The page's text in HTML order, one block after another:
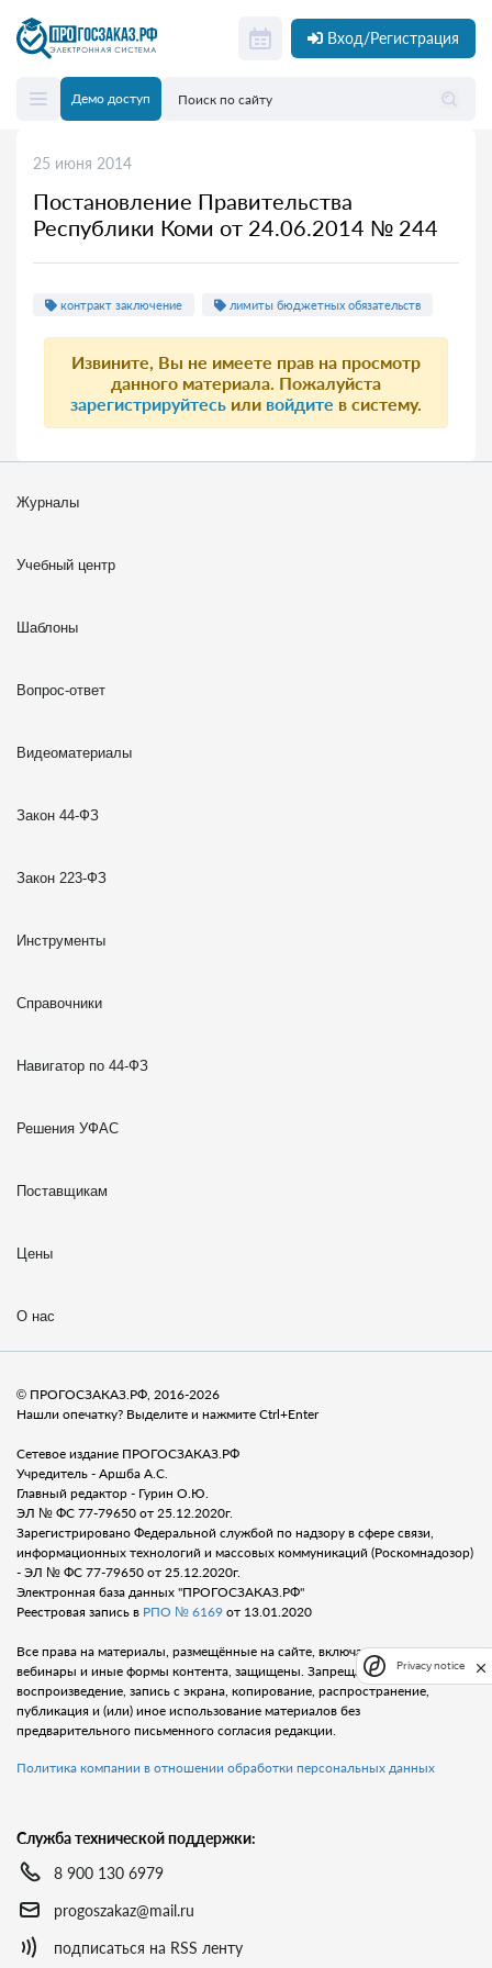
Вход/Регистрация
Демо доступ
25 июня 2014
Постановление Правительства
Республики Коми от 24.06.2014 № 244
контракт заключение лимиты бюджетных обязательств
Извините, Вы не имеете прав на просмотр
данного материала. Пожалуйста
зарегистрируйтесь или войдите в систему.
Журналы
Учебный центр
Шаблоны
Вопрос-ответ
Видеоматериалы
Закон 44-ФЗ
Закон 223-ФЗ
Инструменты
Справочники
Навигатор по 44-ФЗ
Решения УФАС
Поставщикам
Цены
О нас
© ПРОГОСЗАКАЗ.РФ, 2016-2026
Нашли опечатку? Выделите и нажмите Ctrl+Enter
Сетевое издание ПРОГОСЗАКАЗ.РФ
Учредитель - Аршба А.С.
Главный редактор - Гурин О.Ю.
ЭЛ № ФС 77-79650 от 25.12.2020г.
Зарегистрировано Федеральной службой по надзору в сфере связи,
информационных технологий и массовых коммуникаций (Роскомнадозор)
- ЭЛ № ФС 77-79650 от 25.12.2020г.
Электронная база данных "ПРОГОСЗАКАЗ.РФ"
Реестровая запись в РПО № 6169 от 13.01.2020
Все права на материалы, размещённые на сайте, включая тексты, видео,
вебинары и иные формы контента, защищены. Запрещается любое
воспроизведение, запись с экрана, копирование, распространение,
публикация и (или) иное использование материалов без
предварительного письменного согласия редакции.
Политика компании в отношении обработки персональных данных
Служба технической поддержки:
8 900 130 6979
progoszakaz@mail.ru
подписаться на RSS ленту
Privacy notice